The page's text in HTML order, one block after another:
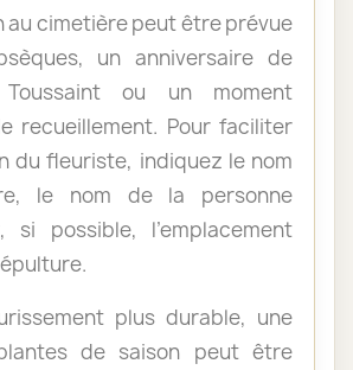
au cimetière peut être prévue
un anniversaire de
ou un moment
recueillement. Pour faciliter
du fleuriste, indiquez le nom
le nom de la personne
si possible, l’emplacement
plus durable, une
de saison peut être